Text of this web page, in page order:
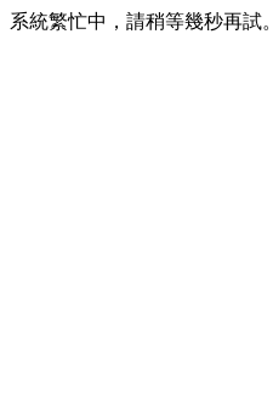
系統繁忙中，請稍等幾秒再試。